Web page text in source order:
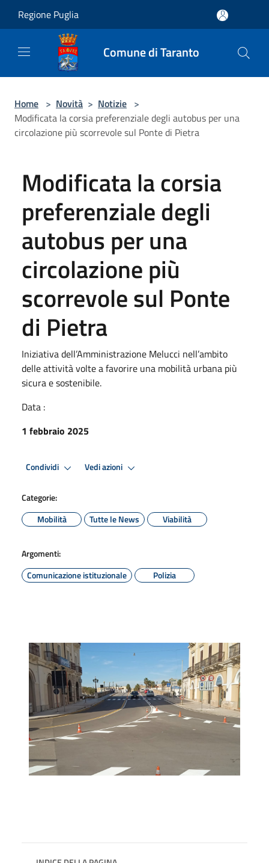
Regione Puglia
Comune di Taranto
Home > Novità > Notizie >
Modificata la corsia preferenziale degli autobus per una
circolazione più scorrevole sul Ponte di Pietra
Modificata la corsia
preferenziale degli
autobus per una
circolazione più
scorrevole sul Ponte
di Pietra
Iniziativa dell’Amministrazione Melucci nell’ambito
delle attività volte a favorire una mobilità urbana più
sicura e sostenibile.
Data :
1 febbraio 2025
Condividi Vedi azioni
Categorie:
Mobilità
Tutte le News Viabilità
Argomenti:
Comunicazione istituzionale
Polizia